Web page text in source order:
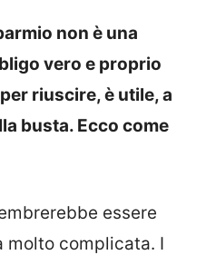
non è una
vero e proprio
riuscire, è utile, a
busta. Ecco come
essere
molto complicata. I